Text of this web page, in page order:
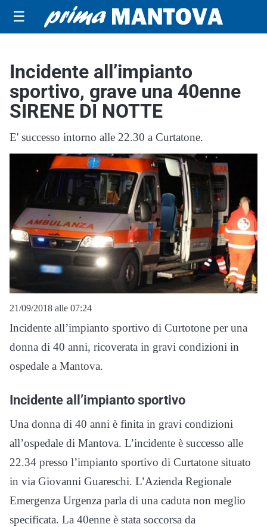
☰
Incidente all’impianto
sportivo, grave una 40enne
SIRENE DI NOTTE
E' successo intorno alle 22.30 a Curtatone.
21/09/2018 alle 07:24
Incidente all’impianto sportivo di Curtotone per una
donna di 40 anni, ricoverata in gravi condizioni in
ospedale a Mantova.
Incidente all’impianto sportivo
Una donna di 40 anni è finita in gravi condizioni
all’ospedale di Mantova. L’incidente è successo alle
22.34 presso l’impianto sportivo di Curtatone situato
in via Giovanni Guareschi. L’Azienda Regionale
Emergenza Urgenza parla di una caduta non meglio
specificata. La 40enne è stata soccorsa da